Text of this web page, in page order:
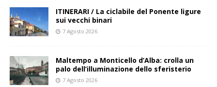
ITINERARI / La ciclabile del Ponente ligure
sui vecchi binari
7 Agosto 2026
Maltempo a Monticello d’Alba: crolla un
palo dell’illuminazione dello sferisterio
7 Agosto 2026